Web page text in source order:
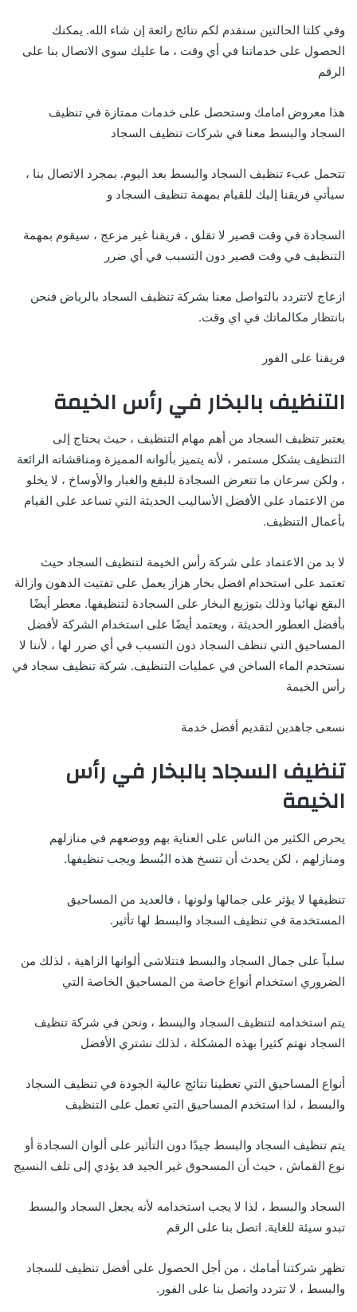
وفي كلتا الحالتين سنقدم لكم نتائج رائعة إن شاء الله. يمكنك
الحصول على خدماتنا في أي وقت ، ما عليك سوى الاتصال بنا على
الرقم
هذا معروض امامك وستحصل على خدمات ممتازة في تنظيف
السجاد والبسط معنا في شركات تنظيف السجاد
تتحمل عبء تنظيف السجاد والبسط بعد اليوم. بمجرد الاتصال بنا ،
سيأتي فريقنا إليك للقيام بمهمة تنظيف السجاد و
السجادة في وقت قصير لا تقلق ، فريقنا غير مزعج ، سيقوم بمهمة
التنظيف في وقت قصير دون التسبب في أي ضرر
ازعاج لاتتردد بالتواصل معنا بشركة تنظيف السجاد بالرياض فنحن
بانتظار مكالماتك في اي وقت.
فريقنا على الفور
التنظيف بالبخار في رأس الخيمة
يعتبر تنظيف السجاد من أهم مهام التنظيف ، حيث يحتاج إلى
التنظيف بشكل مستمر ، لأنه يتميز بألوانه المميزة ومناقشاته الرائعة
، ولكن سرعان ما تتعرض السجادة للبقع والغبار والأوساخ ، لا يخلو
من الاعتماد على الأفضل الأساليب الحديثة التي تساعد على القيام
بأعمال التنظيف.
لا بد من الاعتماد على شركة رأس الخيمة لتنظيف السجاد حيث
تعتمد على استخدام افضل بخار هزاز يعمل على تفتيت الدهون وازالة
البقع نهائيا وذلك بتوزيع البخار على السجادة لتنظيفها. معطر أيضًا
بأفضل العطور الحديثة ، ويعتمد أيضًا على استخدام الشركة لأفضل
المساحيق التي تنظف السجاد دون التسبب في أي ضرر لها ، لأننا لا
نستخدم الماء الساخن في عمليات التنظيف. شركة تنظيف سجاد في
رأس الخيمة
نسعى جاهدين لتقديم أفضل خدمة
تنظيف السجاد بالبخار في رأس
الخيمة
يحرص الكثير من الناس على العناية بهم ووضعهم في منازلهم
ومنازلهم ، لكن يحدث أن تتسخ هذه البُسط ويجب تنظيفها.
تنظيفها لا يؤثر على جمالها ولونها ، فالعديد من المساحيق
المستخدمة في تنظيف السجاد والبسط لها تأثير.
سلباً على جمال السجاد والبسط فتتلاشى ألوانها الزاهية ، لذلك من
الضروري استخدام أنواع خاصة من المساحيق الخاصة التي
يتم استخدامه لتنظيف السجاد والبسط ، ونحن في شركة تنظيف
السجاد نهتم كثيرا بهذه المشكلة ، لذلك نشتري الأفضل
أنواع المساحيق التي تعطينا نتائج عالية الجودة في تنظيف السجاد
والبسط ، لذا استخدم المساحيق التي تعمل على التنظيف
يتم تنظيف السجاد والبسط جيدًا دون التأثير على ألوان السجادة أو
نوع القماش ، حيث أن المسحوق غير الجيد قد يؤدي إلى تلف النسيج
السجاد والبسط ، لذا لا يجب استخدامه لأنه يجعل السجاد والبسط
تبدو سيئة للغاية. اتصل بنا على الرقم
تظهر شركتنا أمامك ، من أجل الحصول على أفضل تنظيف للسجاد
والبسط ، لا تتردد واتصل بنا على الفور.